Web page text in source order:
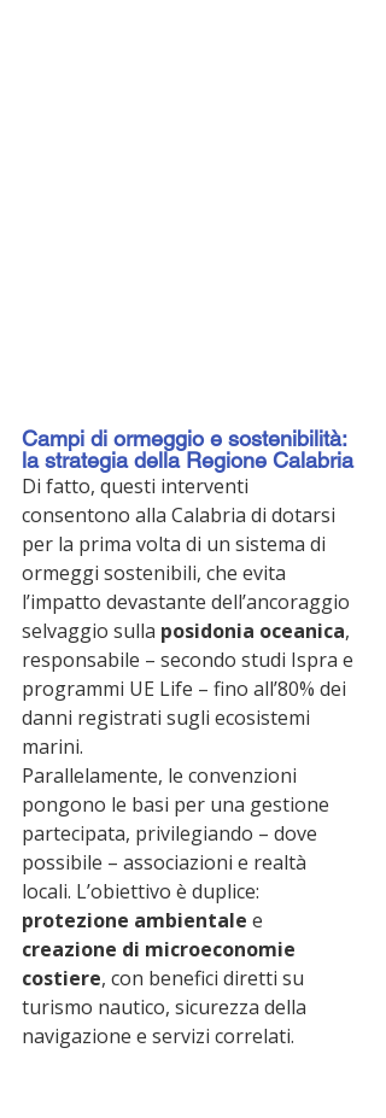
Campi di ormeggio e sostenibilità:
la strategia della Regione Calabria
Di fatto, questi interventi
consentono alla Calabria di dotarsi
per la prima volta di un sistema di
ormeggi sostenibili, che evita
l’impatto devastante dell’ancoraggio
selvaggio sulla posidonia oceanica,
responsabile – secondo studi Ispra e
programmi UE Life – fino all’80% dei
danni registrati sugli ecosistemi
marini.
Parallelamente, le convenzioni
pongono le basi per una gestione
partecipata, privilegiando – dove
possibile – associazioni e realtà
locali. L’obiettivo è duplice:
protezione ambientale e
creazione di microeconomie
costiere, con benefici diretti su
turismo nautico, sicurezza della
navigazione e servizi correlati.